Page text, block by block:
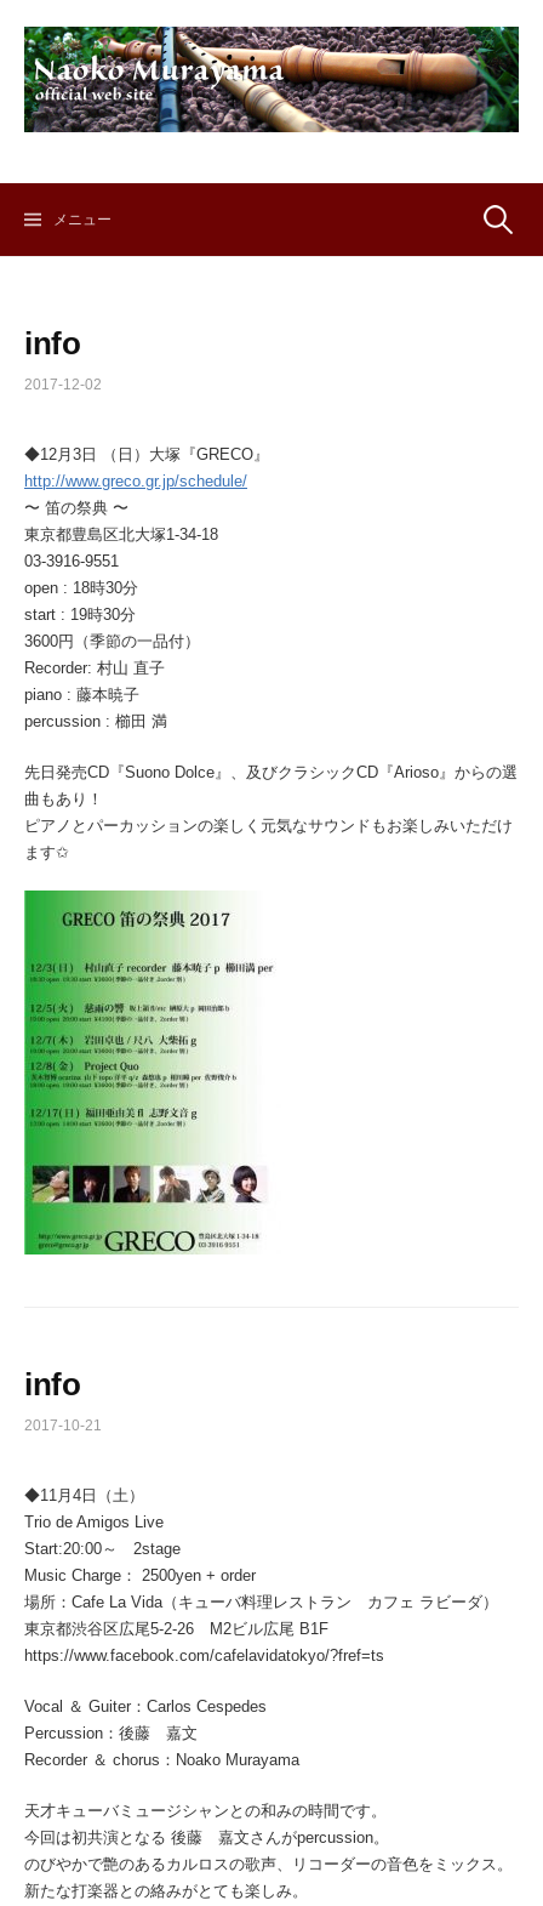
プ
メニュー 検
info
2017-12-02
◆12月3日 （日）大塚『GRECO』
http://www.greco.gr.jp/schedule/
〜 笛の祭典 〜
東京都豊島区北大塚1-34-18
03-3916-9551
open : 18時30分
start : 19時30分
3600円（季節の一品付）
Recorder: 村山 直子
piano : 藤本暁子
percussion : 櫛田 満
先日発売CD『Suono Dolce』、及びクラシックCD『Arioso』からの選
曲もあり！
ピアノとパーカッションの楽しく元気なサウンドもお楽しみいただけ
ます✩
info
2017-10-21
◆11月4日（土）
Trio de Amigos Live
Start:20:00～ 2stage
Music Charge： 2500yen + order
場所：Cafe La Vida（キューバ料理レストラン カフェ ラビーダ）
東京都渋谷区広尾5-2-26 M2ビル広尾 B1F
https://www.facebook.com/cafelavidatokyo/?fref=ts
Vocal ＆ Guiter：Carlos Cespedes
Percussion：後藤 嘉文
Recorder ＆ chorus：Noako Murayama
天才キューバミュージシャンとの和みの時間です。
今回は初共演となる 後藤 嘉文さんがpercussion。
のびやかで艶のあるカルロスの歌声、リコーダーの音色をミックス。
新たな打楽器との絡みがとても楽しみ。